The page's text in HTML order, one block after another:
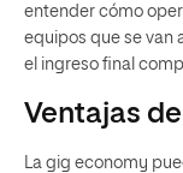
entender cómo
equipos que se van
el ingreso final
Ventajas
La gig economy